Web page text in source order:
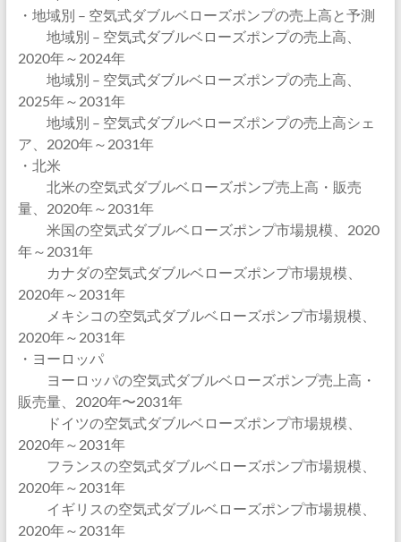
・地域別 – 空気式ダブルベローズポンプの売上高と予測
地域別 – 空気式ダブルベローズポンプの売上高、
2020年～2024年
地域別 – 空気式ダブルベローズポンプの売上高、
2025年～2031年
地域別 – 空気式ダブルベローズポンプの売上高シェ
ア、2020年～2031年
・北米
北米の空気式ダブルベローズポンプ売上高・販売
量、2020年～2031年
米国の空気式ダブルベローズポンプ市場規模、2020
年～2031年
カナダの空気式ダブルベローズポンプ市場規模、
2020年～2031年
メキシコの空気式ダブルベローズポンプ市場規模、
2020年～2031年
・ヨーロッパ
ヨーロッパの空気式ダブルベローズポンプ売上高・
販売量、2020年〜2031年
ドイツの空気式ダブルベローズポンプ市場規模、
2020年～2031年
フランスの空気式ダブルベローズポンプ市場規模、
2020年～2031年
イギリスの空気式ダブルベローズポンプ市場規模、
2020年～2031年